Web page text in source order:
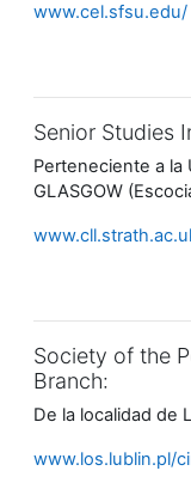
www.cel.sfsu.edu/
Senior Studies
Perteneciente a la
GLASGOW
Society of the
Branch:
De la localidad de
www.los.lublin.pl/